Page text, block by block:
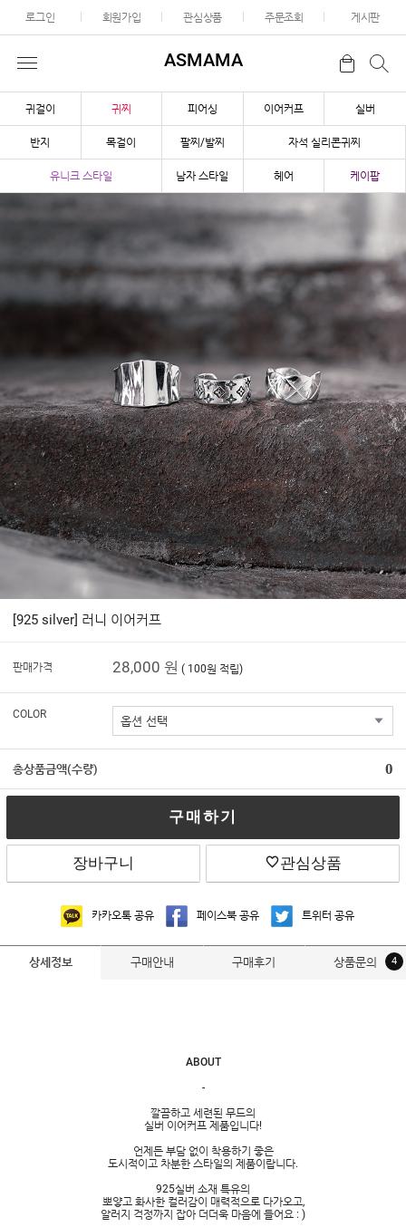
로그인 회원가입 관심상품 주문조회 게시판
ASMAMA
귀걸이 귀찌 피어싱 이어커프 실버
반지 목걸이 팔찌/발찌 자석 실리콘귀찌
유니크 스타일 남자 스타일 헤어 케이팝
[925 silver] 러니 이어커프
판매가격 28,000 원 ( 100원 적립)
COLOR
총상품금액(수량) 0
구매하기
장바구니 관심상품
카카오톡 공유 페이스북 공유 트위터 공유
상세정보 구매안내 구매후기 4
상품문의
ABOUT
-
깔끔하고 세련된 무드의
실버 이어커프 제품입니다!
언제든 부담 없이 착용하기 좋은
도시적이고 차분한 스타일의 제품이랍니다.
925실버 소재 특유의
뽀얗고 화사한 컬러감이 매력적으로 다가오고,
알러지 걱정까지 잡아 더더욱 마음에 들어요 : )